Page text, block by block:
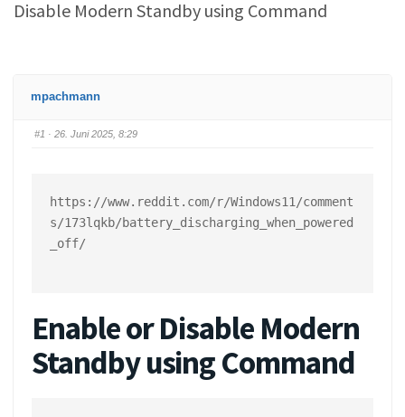
Disable Modern Standby using Command
mpachmann
#1 · 26. Juni 2025, 8:29
https://www.reddit.com/r/Windows11/comment
s/173lqkb/battery_discharging_when_powered
_off/
Enable or Disable Modern
Standby using Command